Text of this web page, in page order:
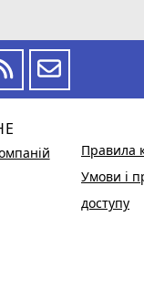
Правила
Умови і
доступу